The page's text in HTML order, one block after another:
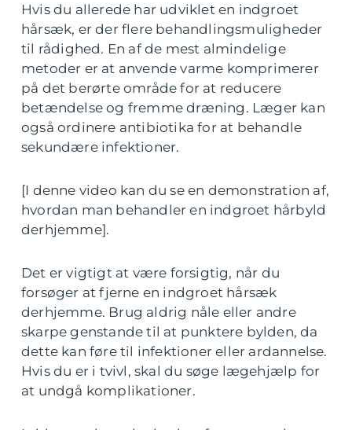
Hvis du allerede har udviklet en indgroet
hårsæk, er der flere behandlingsmuligheder
til rådighed. En af de mest almindelige
metoder er at anvende varme komprimerer
på det berørte område for at reducere
betændelse og fremme dræning. Læger kan
også ordinere antibiotika for at behandle
sekundære infektioner.
[I denne video kan du se en demonstration af,
hvordan man behandler en indgroet hårbyld
derhjemme].
Det er vigtigt at være forsigtig, når du
forsøger at fjerne en indgroet hårsæk
derhjemme. Brug aldrig nåle eller andre
skarpe genstande til at punktere bylden, da
dette kan føre til infektioner eller ardannelse.
Hvis du er i tvivl, skal du søge lægehjælp for
at undgå komplikationer.